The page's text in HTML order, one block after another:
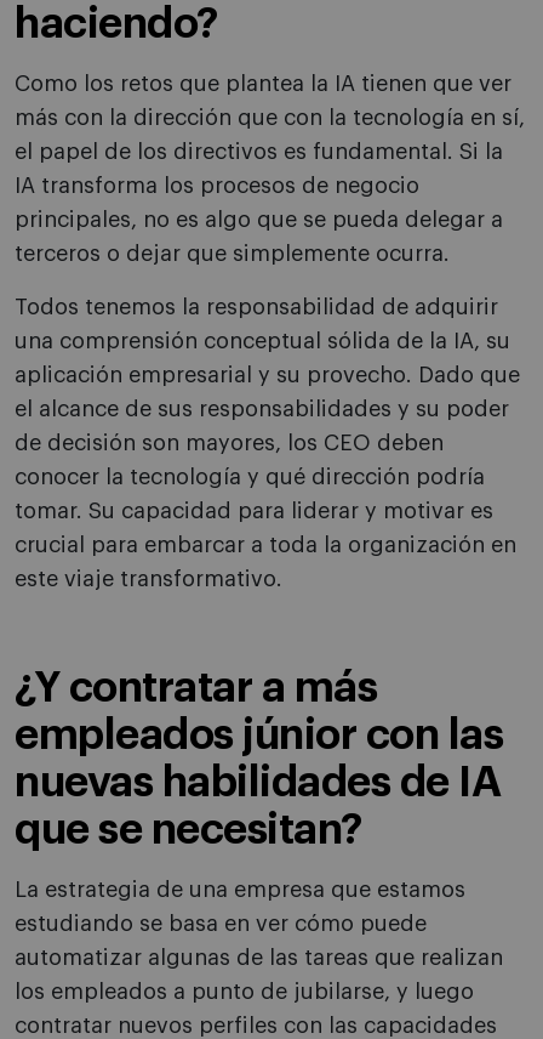
haciendo?
Como los retos que plantea la IA tienen que ver
más con la dirección que con la tecnología en sí,
el papel de los directivos es fundamental. Si la
IA transforma los procesos de negocio
principales, no es algo que se pueda delegar a
terceros o dejar que simplemente ocurra.
Todos tenemos la responsabilidad de adquirir
una comprensión conceptual sólida de la IA, su
aplicación empresarial y su provecho. Dado que
el alcance de sus responsabilidades y su poder
de decisión son mayores, los CEO deben
conocer la tecnología y qué dirección podría
tomar. Su capacidad para liderar y motivar es
crucial para embarcar a toda la organización en
este viaje transformativo.
¿Y contratar a más
empleados júnior con las
nuevas habilidades de IA
que se necesitan?
La estrategia de una empresa que estamos
estudiando se basa en ver cómo puede
automatizar algunas de las tareas que realizan
los empleados a punto de jubilarse, y luego
contratar nuevos perfiles con las capacidades